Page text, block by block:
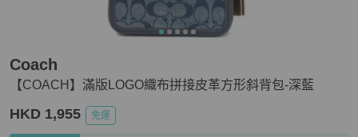
【COACH】滿版LOGO織布拼接皮革方形斜背包-深藍
Coach
HKD 1,955 免運